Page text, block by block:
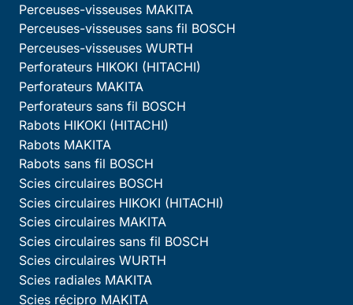
Perceuses-visseuses MAKITA
Perceuses-visseuses sans fil BOSCH
Perceuses-visseuses WURTH
Perforateurs HIKOKI (HITACHI)
Perforateurs MAKITA
Perforateurs sans fil BOSCH
Rabots HIKOKI (HITACHI)
Rabots MAKITA
Rabots sans fil BOSCH
Scies circulaires BOSCH
Scies circulaires HIKOKI (HITACHI)
Scies circulaires MAKITA
Scies circulaires sans fil BOSCH
Scies circulaires WURTH
Scies radiales MAKITA
Scies récipro MAKITA